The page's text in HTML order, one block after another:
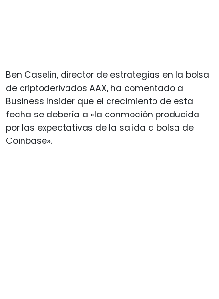
Ben Caselin, director de estrategias en la bolsa
de criptoderivados AAX, ha comentado a
Business Insider que el crecimiento de esta
fecha se debería a «la conmoción producida
por las expectativas de la salida a bolsa de
Coinbase».